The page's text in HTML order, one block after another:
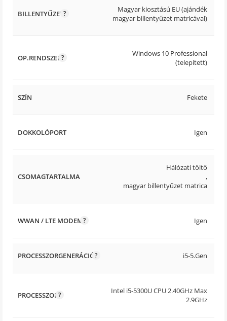
BILLENTYŰZET
Magyar kiosztású EU (ajándék
magyar billentyűzet matricával)
OP.RENDSZER
Windows 10 Professional
(telepített)
SZÍN Fekete
DOKKOLÓPORT Igen
CSOMAGTARTALMA
Hálózati töltő
,
magyar billentyűzet matrica
WWAN / LTE MODEM Igen
PROCESSZORGENERÁCIÓ i5-5.Gen
PROCESSZOR
Intel i5-5300U CPU 2.40GHz Max
2.9GHz